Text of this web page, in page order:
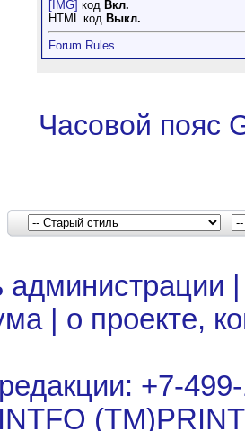
[IMG] код Вкл.
HTML код Выкл.
Forum Rules
Часовой пояс
администрации
| о проекте,
+7-